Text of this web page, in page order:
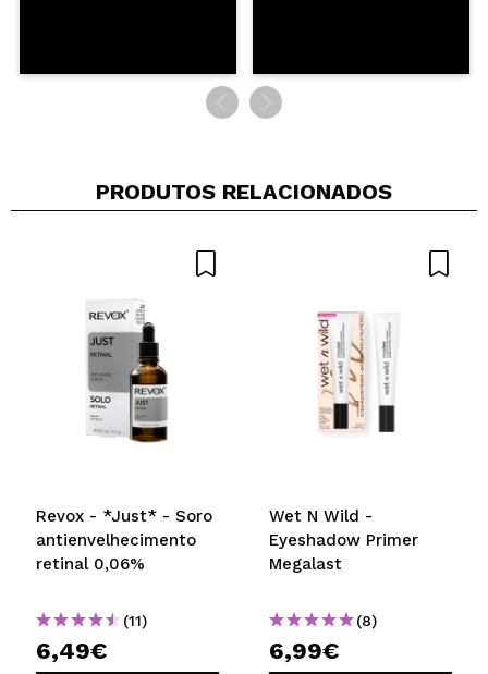
PRODUTOS RELACIONADOS
Revox - *Just* - Soro
antienvelhecimento
retinal 0,06%
(11)
6,49€
Wet N Wild -
Eyeshadow Primer
Megalast
(8)
6,99€